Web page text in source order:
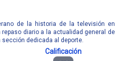
de la historia de la televisión en
diario a la actualidad general de
dedicada al deporte.
Calificación